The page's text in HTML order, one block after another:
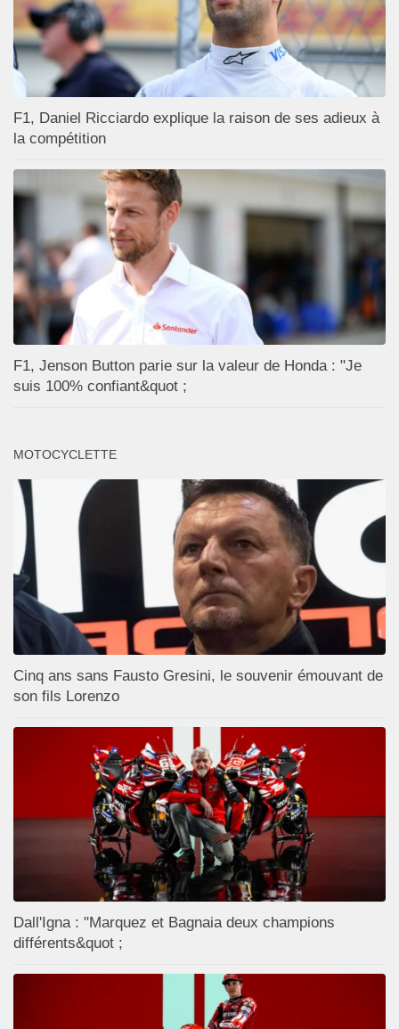
F1, Daniel Ricciardo explique la raison de ses adieux à
la compétition
F1, Jenson Button parie sur la valeur de Honda : "Je
suis 100% confiant&quot ;
MOTOCYCLETTE
Cinq ans sans Fausto Gresini, le souvenir émouvant de
son fils Lorenzo
Dall'Igna : "Marquez et Bagnaia deux champions
différents&quot ;